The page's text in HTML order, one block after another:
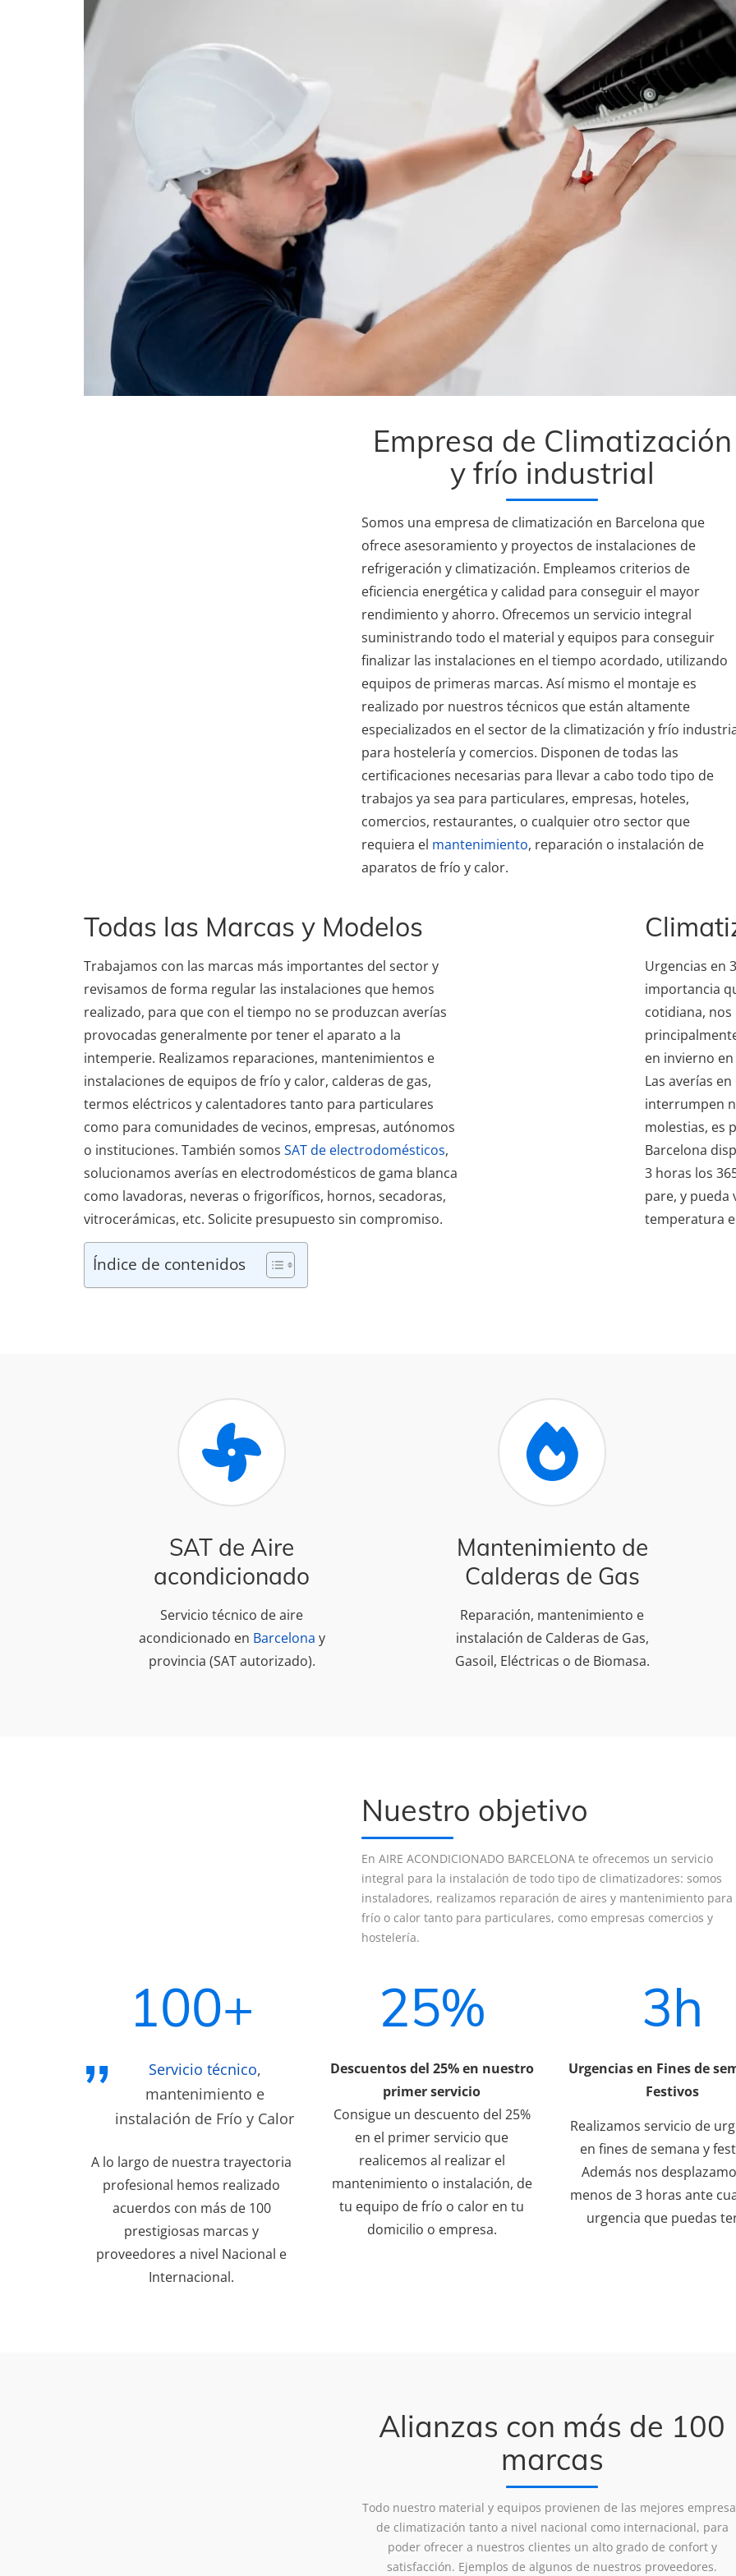
Empresa de Climatización
y frío industrial
Somos una empresa de climatización en Barcelona que
ofrece asesoramiento y proyectos de instalaciones de
refrigeración y climatización. Empleamos criterios de
eficiencia energética y calidad para conseguir el mayor
rendimiento y ahorro. Ofrecemos un servicio integral
suministrando todo el material y equipos para conseguir
finalizar las instalaciones en el tiempo acordado, utilizando
equipos de primeras marcas. Así mismo el montaje es
realizado por nuestros técnicos que están altamente
especializados en el sector de la climatización y frío
para hostelería y comercios. Disponen de todas las
certificaciones necesarias para llevar a cabo todo tipo de
trabajos ya sea para particulares, empresas, hoteles,
comercios, restaurantes, o cualquier otro sector que
requiera el mantenimiento, reparación o instalación de
aparatos de frío y calor.
Todas las Marcas y Modelos
Trabajamos con las marcas más importantes del sector y
revisamos de forma regular las instalaciones que hemos
realizado, para que con el tiempo no se produzcan averías
provocadas generalmente por tener el aparato a la
intemperie. Realizamos reparaciones, mantenimientos e
instalaciones de equipos de frío y calor, calderas de gas,
termos eléctricos y calentadores tanto para particulares
como para comunidades de vecinos, empresas, autónomos
o instituciones. También somos SAT de electrodomésticos,
solucionamos averías en electrodomésticos de gama blanca
como lavadoras, neveras o frigoríficos, hornos, secadoras,
vitrocerámicas, etc. Solicite presupuesto sin compromiso.
Índice de contenidos
Urgencias en
importancia
cotidiana,
en invierno
Las averías
interrumpen
molestias, es
Barcelona
3 horas los
pare, y pueda
temperatura
SAT de Aire
acondicionado
Servicio técnico de aire
acondicionado en Barcelona y
provincia (SAT autorizado).
Mantenimiento de
Calderas de Gas
Reparación, mantenimiento e
instalación de Calderas de Gas,
Gasoil, Eléctricas o de Biomasa.
Nuestro objetivo
En AIRE ACONDICIONADO BARCELONA te ofrecemos un servicio
integral para la instalación de todo tipo de climatizadores: somos
instaladores, realizamos reparación de aires y mantenimiento para
frío o calor tanto para particulares, como empresas comercios y
hostelería.
100+
Servicio técnico,
mantenimiento e
instalación de Frío y Calor
A lo largo de nuestra trayectoria
profesional hemos realizado
acuerdos con más de 100
prestigiosas marcas y
proveedores a nivel Nacional e
Internacional.
25%
Descuentos del 25% en nuestro
primer servicio
Consigue un descuento del 25%
en el primer servicio que
realicemos al realizar el
mantenimiento o instalación, de
tu equipo de frío o calor en tu
domicilio o empresa.
3h
Urgencias en Fines de
Festivos
Realizamos servicio de
en fines de semana y
Además nos
menos de 3 horas ante
urgencia que puedas
Alianzas con más de 100
marcas
Todo nuestro material y equipos provienen de las mejores
de climatización tanto a nivel nacional como internacional, para
poder ofrecer a nuestros clientes un alto grado de confort y
satisfacción. Ejemplos de algunos de nuestros proveedores.